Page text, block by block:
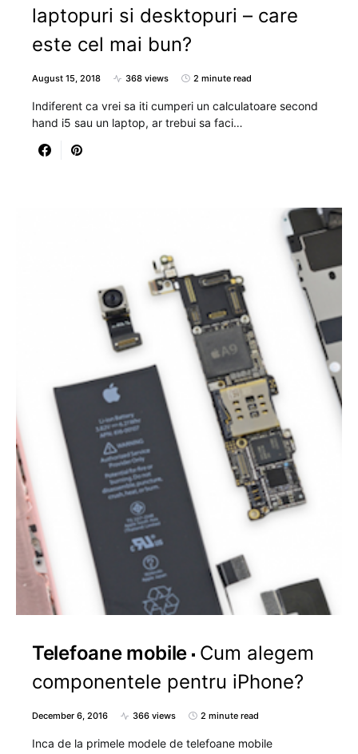
laptopuri si desktopuri – care
este cel mai bun?
August 15, 2018 368 views 2 minute read
Indiferent ca vrei sa iti cumperi un calculatoare second
hand i5 sau un laptop, ar trebui sa faci…
Telefoane mobile Cum alegem
componentele pentru iPhone?
December 6, 2016 366 views 2 minute read
Inca de la primele modele de telefoane mobile